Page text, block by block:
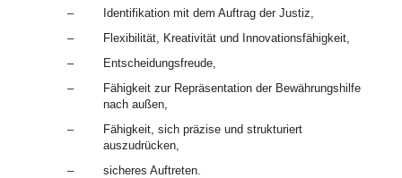
–
Identifikation mit dem Auftrag der Justiz,
–
Flexibilität, Kreativität und Innovationsfähigkeit,
–
Entscheidungsfreude,
–
Fähigkeit zur Repräsentation der Bewährungshilfe
nach außen,
–
Fähigkeit, sich präzise und strukturiert
auszudrücken,
–
sicheres Auftreten.